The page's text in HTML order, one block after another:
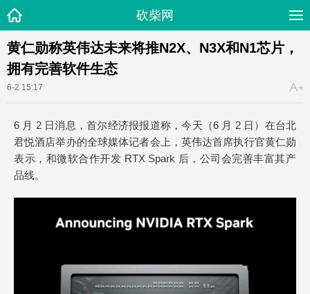
砍柴网
黄仁勋称英伟达未来将推N2X、N3X和N1芯片，
拥有完善软件生态
6-2 15:17
6 月 2 日消息，首尔经济报报道称，今天（6 月 2 日）在台北
君悦酒店举办的全球媒体记者会上，英伟达首席执行官黄仁勋
表示，和微软合作开发 RTX Spark 后，公司会完善丰富其产
品线。